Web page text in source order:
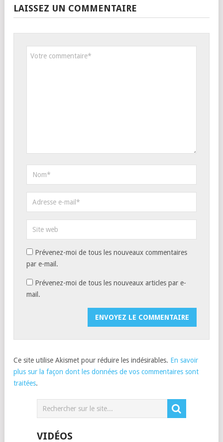
LAISSEZ UN COMMENTAIRE
Prévenez-moi de tous les nouveaux commentaires
par e-mail.
Prévenez-moi de tous les nouveaux articles par e-
mail.
Ce site utilise Akismet pour réduire les indésirables. En savoir
plus sur la façon dont les données de vos commentaires sont
traitées.
VIDÉOS